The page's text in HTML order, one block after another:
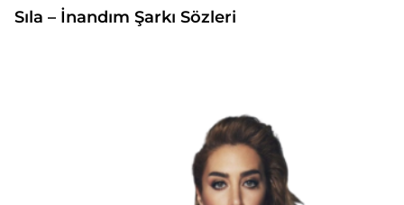
Sıla – İnandım Şarkı Sözleri